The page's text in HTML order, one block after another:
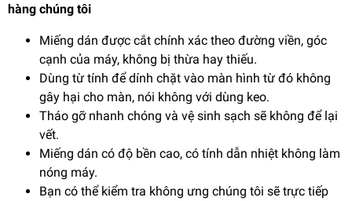
hàng chúng tôi
Miếng dán được cắt chính xác theo đường viền, góc
cạnh của máy, không bị thừa hay thiếu.
Dùng từ tính để dính chặt vào màn hình từ đó không
gây hại cho màn, nói không với dùng keo.
Tháo gỡ nhanh chóng và vệ sinh sạch sẽ không để lại
vết.
Miếng dán có độ bền cao, có tính dẫn nhiệt không làm
nóng máy.
Bạn có thể kiểm tra không ưng chúng tôi sẽ trực tiếp